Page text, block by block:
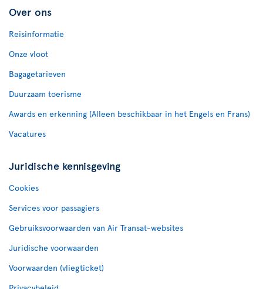
Over ons
Reisinformatie
Onze vloot
Bagagetarieven
Duurzaam toerisme
Awards en erkenning (Alleen beschikbaar in het Engels en Frans)
Vacatures
Juridische kennisgeving
Cookies
Services voor passagiers
Gebruiksvoorwaarden van Air Transat-websites
Juridische voorwaarden
Voorwaarden (vliegticket)